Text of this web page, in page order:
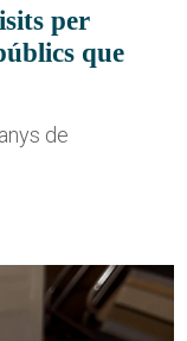
per
que
de